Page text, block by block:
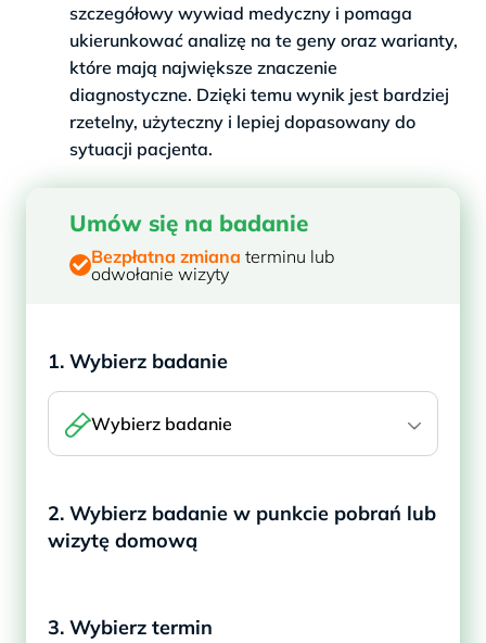
szczegółowy wywiad medyczny i pomaga
ukierunkować analizę na te geny oraz warianty,
które mają największe znaczenie
diagnostyczne. Dzięki temu wynik jest bardziej
rzetelny, użyteczny i lepiej dopasowany do
sytuacji pacjenta.
Umów się na badanie
Bezpłatna zmiana terminu lub
odwołanie wizyty
1. Wybierz badanie
Wybierz badanie
2. Wybierz badanie w punkcie pobrań lub
wizytę domową
3. Wybierz termin